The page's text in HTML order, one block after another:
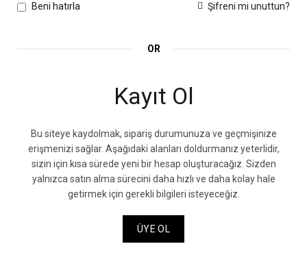
Şifreni mi unuttun?
Beni hatırla
OR
Kayıt Ol
Bu siteye kaydolmak, sipariş durumunuza ve geçmişinize
erişmenizi sağlar. Aşağıdaki alanları doldurmanız yeterlidir,
sizin için kısa sürede yeni bir hesap oluşturacağız. Sizden
yalnızca satın alma sürecini daha hızlı ve daha kolay hale
getirmek için gerekli bilgileri isteyeceğiz.
ÜYE OL